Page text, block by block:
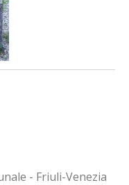
- Friuli-Venezia